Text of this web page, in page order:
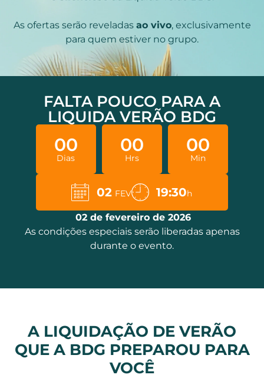
As ofertas serão reveladas ao vivo, exclusivamente
para quem estiver no grupo.
FALTA POUCO PARA A
LIQUIDA VERÃO BDG
00
Dias
00
Hrs
00
Min
02 FEV 19:30h
02 de fevereiro de 2026
As condições especiais serão liberadas apenas
durante o evento.
A LIQUIDAÇÃO DE VERÃO
QUE A BDG PREPAROU PARA
VOCÊ